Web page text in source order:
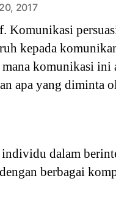
2017
Komunikasi
kepada
komunikasi ini
apa yang diminta
dalam
berbagai